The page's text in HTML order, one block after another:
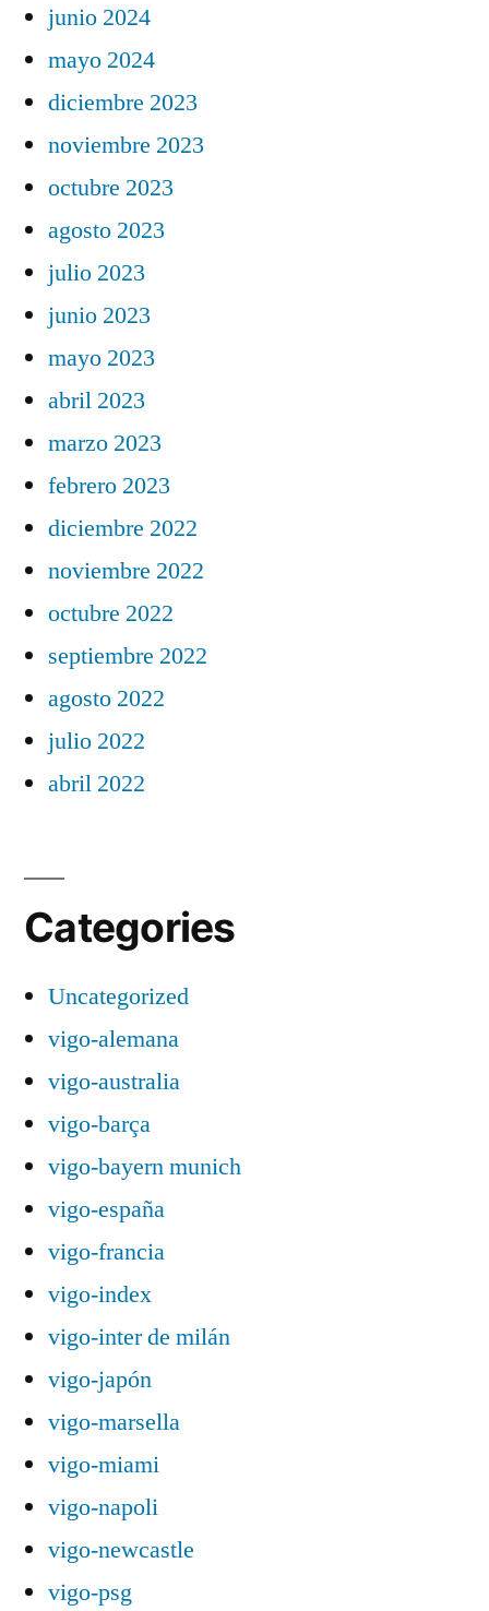
junio 2024
mayo 2024
diciembre 2023
noviembre 2023
octubre 2023
agosto 2023
julio 2023
junio 2023
mayo 2023
abril 2023
marzo 2023
febrero 2023
diciembre 2022
noviembre 2022
octubre 2022
septiembre 2022
agosto 2022
julio 2022
abril 2022
Categories
Uncategorized
vigo-alemana
vigo-australia
vigo-barça
vigo-bayern munich
vigo-españa
vigo-francia
vigo-index
vigo-inter de milán
vigo-japón
vigo-marsella
vigo-miami
vigo-napoli
vigo-newcastle
vigo-psg